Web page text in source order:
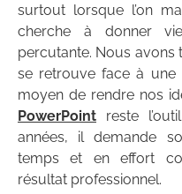
surtout lorsque l’on
cherche à donner
percutante. Nous avons
se retrouve face à une
moyen de rendre nos
PowerPoint reste
années, il demande
temps et en effort
résultat professionnel.